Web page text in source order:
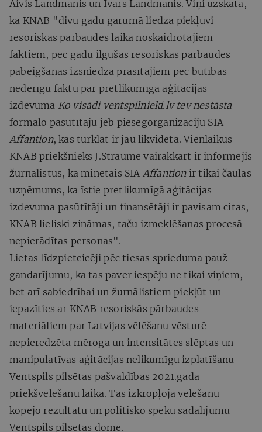
Aivis Landmanis un Ivars Landmanis. Viņi uzskata,
ka KNAB "divu gadu garumā liedza piekļuvi
resoriskās pārbaudes laikā noskaidrotajiem
faktiem, pēc gadu ilgušas resoriskās pārbaudes
pabeigšanas izsniedza prasītājiem pēc būtības
nederīgu faktu par pretlikumīgā aģitācijas
izdevuma Ko visādi ventspilnieki.lv tev nestāsta
formālo pasūtītāju jeb piesegorganizāciju SIA
Affantion, kas turklāt ir jau likvidēta. Vienlaikus
KNAB priekšnieks J.Straume vairākkārt ir informējis
žurnālistus, ka minētais SIA Affantionir tikai čaulas
uzņēmums, ka īstie pretlikumīgā aģitācijas
izdevuma pasūtītāji un finansētāji ir pavisam citas,
KNAB lieliski zināmas, taču izmeklēšanas procesā
nepierādītas personas".
Lietas līdzpieteicēji pēc tiesas sprieduma pauž
gandarījumu, ka tas paver iespēju ne tikai viņiem,
bet arī sabiedrībai un žurnālistiem piekļūt un
iepazīties ar KNAB resoriskās pārbaudes
materiāliem par Latvijas vēlēšanu vēsturē
nepieredzēta mēroga un intensitātes slēptas un
manipulatīvas aģitācijas nelikumīgu izplatīšanu
Ventspils pilsētas pašvaldības 2021.gada
priekšvēlēšanu laikā. Tas izkropļoja vēlēšanu
kopējo rezultātu un politisko spēku sadalījumu
Ventspils pilsētas domē.